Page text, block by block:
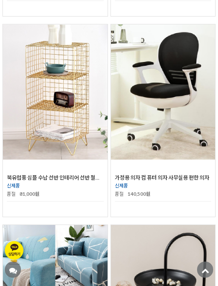
신제품
품절
81,000원
가정용 의자 컴 퓨터 의자 사무실용 편한 의자
신제품
품절
140,500원